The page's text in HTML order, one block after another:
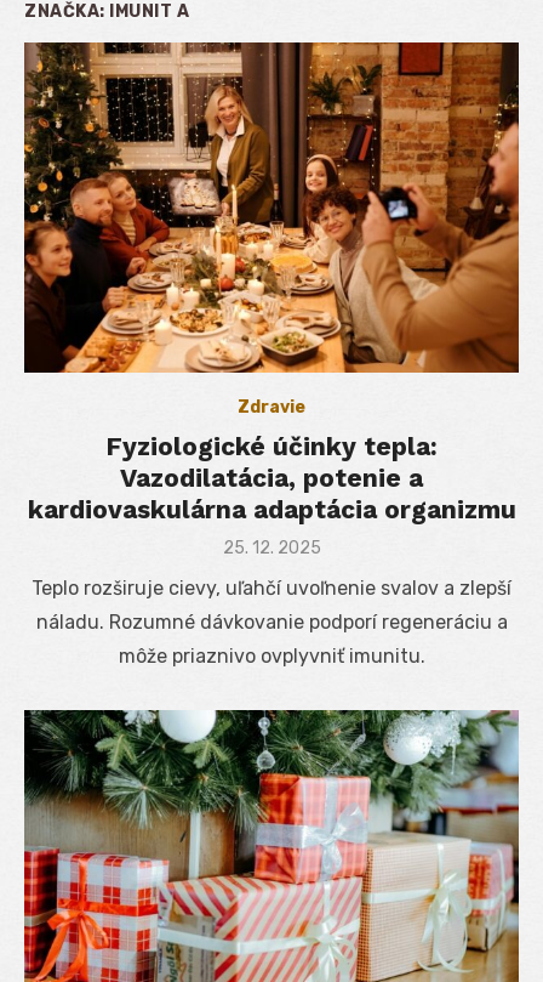
ZNAČKA: IMUNIT A
Zdravie
Fyziologické účinky tepla:
Vazodilatácia, potenie a
kardiovaskulárna adaptácia organizmu
Posted
25. 12. 2025
Teplo rozširuje cievy, uľahčí uvoľnenie svalov a zlepší
náladu. Rozumné dávkovanie podporí regeneráciu a
môže priaznivo ovplyvniť imunitu.